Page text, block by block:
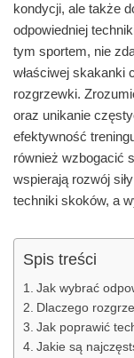
kondycji, ale także
odpowiedniej
tym sportem, nie
właściwej skakanki
rozgrzewki.
oraz unikanie
efektywność
również wzbogacić
wspierają rozwój
techniki skoków, a
Spis treści
Jak wybrać
Dlaczego
Jak poprawić
Jakie są